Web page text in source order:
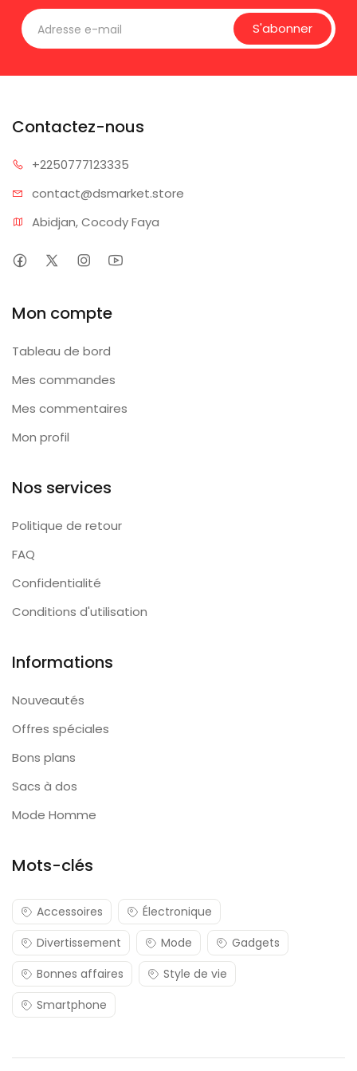
S'abonner
Contactez-nous
+2250777123335
contact@dsmarket.store
Abidjan, Cocody Faya
Mon compte
Tableau de bord
Mes commandes
Mes commentaires
Mon profil
Nos services
Politique de retour
FAQ
Confidentialité
Conditions d'utilisation
Informations
Nouveautés
Offres spéciales
Bons plans
Sacs à dos
Mode Homme
Mots-clés
Accessoires
Électronique
Divertissement
Mode
Gadgets
Bonnes affaires
Style de vie
Smartphone